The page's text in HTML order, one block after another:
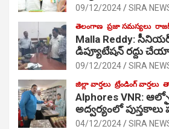
09/12/2024 SIRA
తెలంగాణ ప్రజా సమస్యలు
Malla Reddy:
డిప్యూటేషన్ రద్దు
09/12/2024 SIRA
జిల్లా వార్తలు ట్రేండింగ్ వార్తలు
Alphores VNR:
అద్వర్యంలో
04/12/2024 SIRA